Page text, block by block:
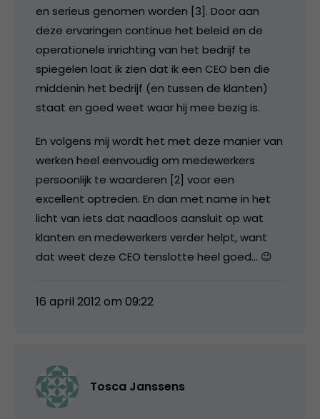
en serieus genomen worden [3]. Door aan
deze ervaringen continue het beleid en de
operationele inrichting van het bedrijf te
spiegelen laat ik zien dat ik een CEO ben die
middenin het bedrijf (en tussen de klanten)
staat en goed weet waar hij mee bezig is.
En volgens mij wordt het met deze manier van
werken heel eenvoudig om medewerkers
persoonlijk te waarderen [2] voor een
excellent optreden. En dan met name in het
licht van iets dat naadloos aansluit op wat
klanten en medewerkers verder helpt, want
dat weet deze CEO tenslotte heel goed… 😉
16 april 2012 om 09:22
Tosca Janssens